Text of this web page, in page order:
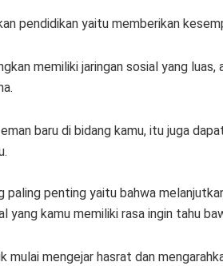
pendidikan yaitu memberikan
memiliki jaringan sosial yang
baru di bidang kamu, itu juga
paling penting yaitu bahwa
yang kamu memiliki rasa ingin tahu
mulai mengejar hasrat dan